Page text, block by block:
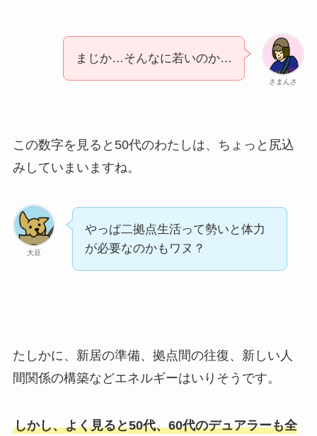
さまんさ
まじか…そんなに若いのか…
この数字を見ると50代のわたしは、ちょっと尻込
みしていまいますね。
大豆
やっぱ二拠点生活って勢いと体力
が必要なのかもワヌ？
たしかに、新居の準備、拠点間の往復、新しい人
間関係の構築などエネルギーはいりそうです。
しかし、よく見ると50代、60代のデュアラーも全